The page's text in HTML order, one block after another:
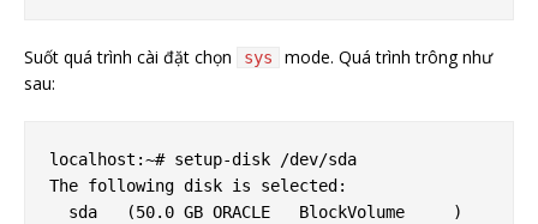
Suốt quá trình cài đặt chọn sys
mode. Quá trình trông như
sau:
localhost:~# setup-disk /dev/sda
The following disk is selected:
  sda   (50.0 GB ORACLE   BlockVolume     )